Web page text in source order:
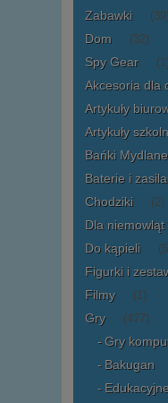
Zabawki (39)
Dom (32)
Spy Gear (1)
Akcesoria dla
Artykuły
Artykuły
Bańki Mydlane
Baterie i
Chodziki (2)
Dla niemowląt
Do kąpieli
Figurki i
Filmy (1)
Gry (477)
Gry
Bakugan